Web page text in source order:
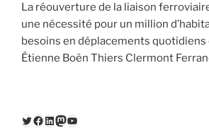
La réouverture de la liaison
une nécessité pour un million
besoins en déplacements quotidiens
Étienne Boën Thiers Clermont
Twitter
Facebook
LinkedIn
Mastodon
YouTube